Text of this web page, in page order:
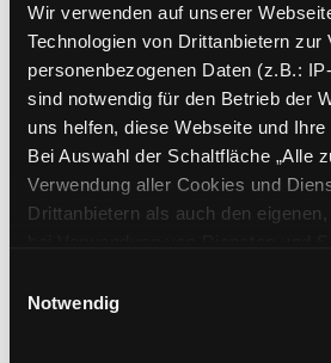
Wir verwenden auf unserer
Technologien von Drittanbietern zur
personenbezogenen Daten (z.B.:
sind notwendig für den Betrieb der
uns helfen, diese Webseite und
Bei Auswahl der Schaltfläche „Alle
Verwendung aller Cookies und
Drittanbietern als auch den
(Länder außerhalb des EWR ohne
Datenschutzniveau) stattfinden
Notwendig
Zweigstelle:
Süd - Lauzilgasse
Signatur:TD.JE.J VIK
Standort 2: Ausleihe
Status: Entliehen
Vorbestellungen: 0
Frist:31.08.2026